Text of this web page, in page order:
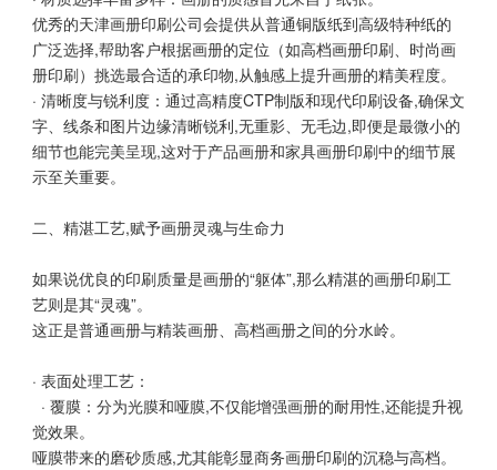
优秀的天津画册印刷公司会提供从普通铜版纸到高级特种纸的
广泛选择,帮助客户根据画册的定位（如高档画册印刷、时尚画
册印刷）挑选最合适的承印物,从触感上提升画册的精美程度。
· 清晰度与锐利度：通过高精度CTP制版和现代印刷设备,确保文
字、线条和图片边缘清晰锐利,无重影、无毛边,即便是最微小的
细节也能完美呈现,这对于产品画册和家具画册印刷中的细节展
示至关重要。
二、精湛工艺,赋予画册灵魂与生命力
如果说优良的印刷质量是画册的“躯体”,那么精湛的画册印刷工
艺则是其“灵魂”。
这正是普通画册与精装画册、高档画册之间的分水岭。
· 表面处理工艺：
· 覆膜：分为光膜和哑膜,不仅能增强画册的耐用性,还能提升视
觉效果。
哑膜带来的磨砂质感,尤其能彰显商务画册印刷的沉稳与高档。